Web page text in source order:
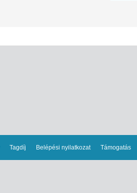
Tagdíj Belépési nyilatkozat Támogatás